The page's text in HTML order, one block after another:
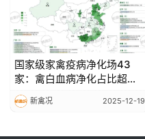
国家级家禽疫病净化场43
家：禽白血病净化占比超八
成，圣农5家领跑
新禽况 2025-12-19